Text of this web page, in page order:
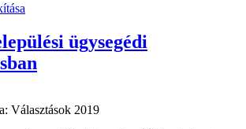
ügysegédi
Választások 2019